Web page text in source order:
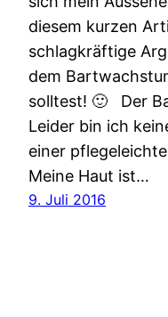
diesem kurzen
schlagkräftige
dem
solltest! 🙂 Der
Leider bin ich
einer
Meine Haut ist…
9. Juli 2016